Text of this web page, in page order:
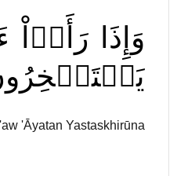
وَإِذَا رَأَوۡاْ
'Āyatan Yastaskhirūna